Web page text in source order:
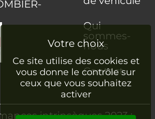
Qui
sommes-
nous
Contact
intrinsèques 2023 :
Ce site utilise des cookies et
vous donne le contrôle sur
ceux que vous souhaitez
activer